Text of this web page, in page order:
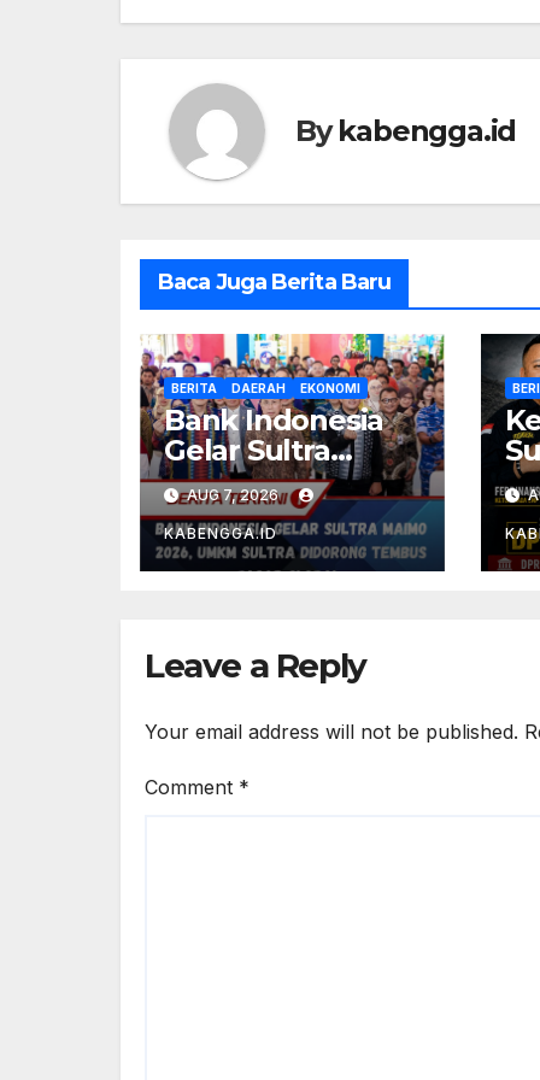
Bykabengga.id
Baca Juga Berita Baru
BERITA DAERAH EKONOMI
Bank Indonesia
Gelar Sultra
Maimo 2026,
UMKM Sultra
Didorong
Tembus Pasar
AUG 7, 2026
KABENGGA.ID
Leave a Reply
Your email address will not be published.
Comment *